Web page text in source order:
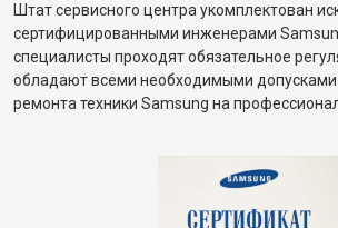
Штат сервисного центра укомплектован
сертифицированными инженерами
специалисты проходят обязательное
обладают всеми необходимыми
ремонта техники Samsung на